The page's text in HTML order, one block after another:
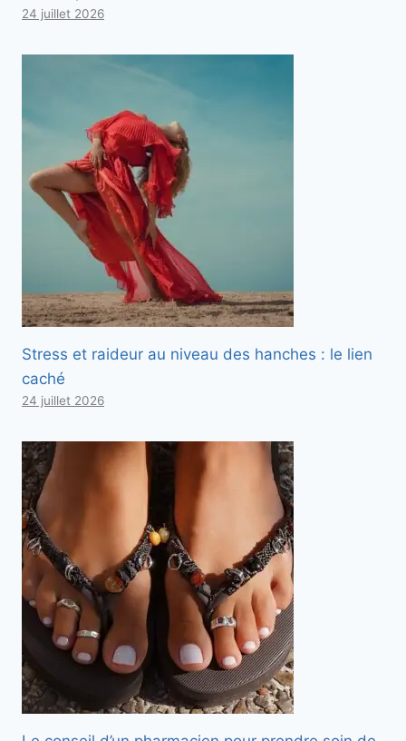
24 juillet 2026
Stress et raideur au niveau des hanches : le lien
caché
24 juillet 2026